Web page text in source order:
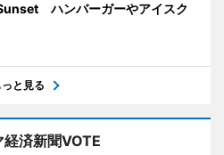
ハンバーガーやアイスク
っと見る
経済新聞VOTE